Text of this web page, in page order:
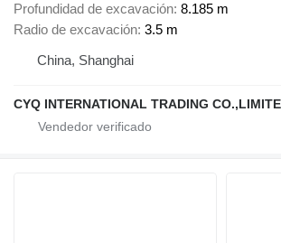
Profundidad de excavación 8.185 m
Radio de excavación 3.5 m
China, Shanghai
CYQ INTERNATIONAL TRADING